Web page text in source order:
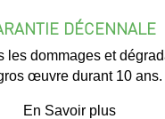
DÉCENNALE
les dommages et
œuvre durant 10 ans.
En Savoir plus